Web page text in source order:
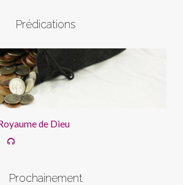
Prédications
de Dieu
Prochainement